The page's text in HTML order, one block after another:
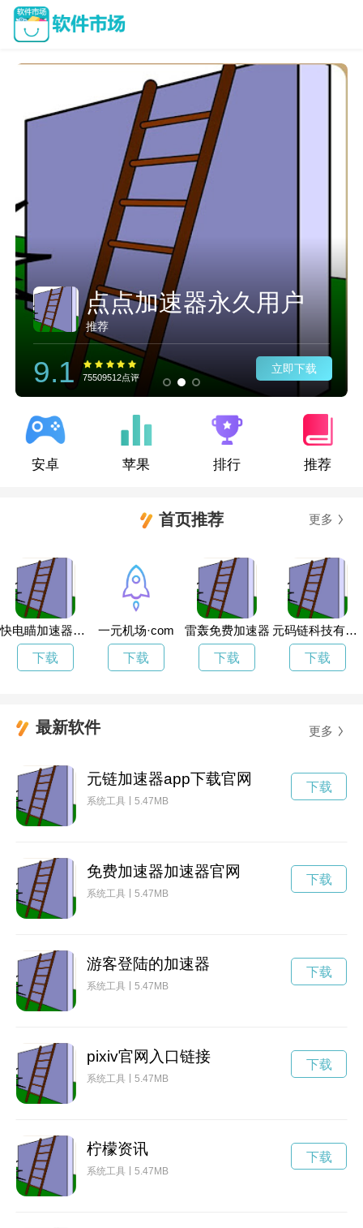
点点加速器永久用户
推荐
9.1 75509512点评
立即下载
安卓 苹果 排行 推荐
首页推荐 更多
快电瞄加速器官网
下载
一元机场·com
下载
雷轰免费加速器
下载
元码链科技有限公司是真假
下载
最新软件 更多
元链加速器app下载官网
系统工具 5.47MB
下载
免费加速器加速器官网
系统工具 5.47MB
下载
游客登陆的加速器
系统工具 5.47MB
下载
pixiv官网入口链接
系统工具 5.47MB
下载
柠檬资讯
系统工具 5.47MB
下载